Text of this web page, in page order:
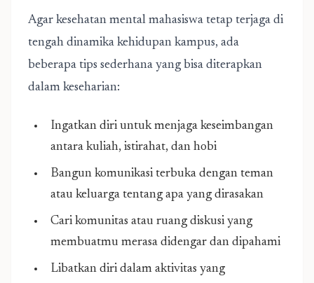
Agar kesehatan mental mahasiswa tetap terjaga di
tengah dinamika kehidupan kampus, ada
beberapa tips sederhana yang bisa diterapkan
dalam keseharian:
Ingatkan diri untuk menjaga keseimbangan
antara kuliah, istirahat, dan hobi
Bangun komunikasi terbuka dengan teman
atau keluarga tentang apa yang dirasakan
Cari komunitas atau ruang diskusi yang
membuatmu merasa didengar dan dipahami
Libatkan diri dalam aktivitas yang